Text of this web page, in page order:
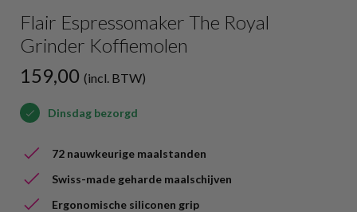
Flair Espressomaker The Royal
Grinder Koffiemolen
159,00 (incl. BTW)
Dinsdag bezorgd
72 nauwkeurige maalstanden
Swiss-made geharde maalschijven
Ergonomische siliconen grip